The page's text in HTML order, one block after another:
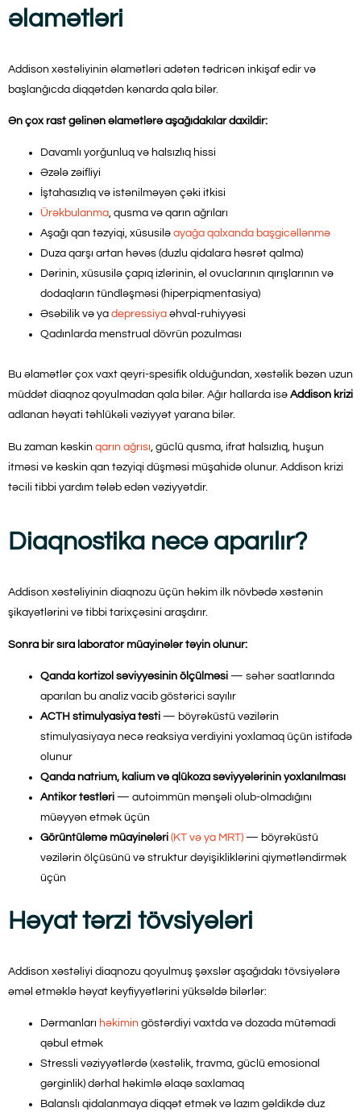
əlamətləri
Addison xəstəliyinin əlamətləri adətən tədricən inkişaf edir və
başlanğıcda diqqətdən kənarda qala bilər.
Ən çox rast gəlinən əlamətlərə aşağıdakılar daxildir:
Davamlı yorğunluq və halsızlıq hissi
Əzələ zəifliyi
İştahasızlıq və istənilməyən çəki itkisi
Ürəkbulanma, qusma və qarın ağrıları
Aşağı qan təzyiqi, xüsusilə ayağa qalxanda başgicəllənmə
Duza qarşı artan həvəs (duzlu qidalara həsrət qalma)
Dərinin, xüsusilə çapıq izlərinin, əl ovuclarının qırışlarının və
dodaqların tündləşməsi (hiperpiqmentasiya)
Əsəbilik və ya depressiya əhval-ruhiyyəsi
Qadınlarda menstrual dövrün pozulması
Bu əlamətlər çox vaxt qeyri-spesifik olduğundan, xəstəlik bəzən uzun
müddət diaqnoz qoyulmadan qala bilər. Ağır hallarda isə Addison krizi
adlanan həyati təhlükəli vəziyyət yarana bilər.
Bu zaman kəskin qarın ağrısı, güclü qusma, ifrat halsızlıq, huşun
itməsi və kəskin qan təzyiqi düşməsi müşahidə olunur. Addison krizi
təcili tibbi yardım tələb edən vəziyyətdir.
Diaqnostika necə aparılır?
Addison xəstəliyinin diaqnozu üçün həkim ilk növbədə xəstənin
şikayətlərini və tibbi tarixçəsini araşdırır.
Sonra bir sıra laborator müayinələr təyin olunur:
Qanda kortizol səviyyəsinin ölçülməsi — səhər saatlarında
aparılan bu analiz vacib göstərici sayılır
ACTH stimulyasiya testi — böyrəküstü vəzilərin
stimulyasiyaya necə reaksiya verdiyini yoxlamaq üçün istifadə
olunur
Qanda natrium, kalium və qlükoza səviyyələrinin yoxlanılması
Antikor testləri — autoimmün mənşəli olub-olmadığını
müəyyən etmək üçün
Görüntüləmə müayinələri (KT və ya MRT) — böyrəküstü
vəzilərin ölçüsünü və struktur dəyişikliklərini qiymətləndirmək
üçün
Həyat tərzi tövsiyələri
Addison xəstəliyi diaqnozu qoyulmuş şəxslər aşağıdakı tövsiyələrə
əməl etməklə həyat keyfiyyətlərini yüksəldə bilərlər:
Dərmanları həkimin göstərdiyi vaxtda və dozada mütəmadi
qəbul etmək
Stressli vəziyyətlərdə (xəstəlik, travma, güclü emosional
gərginlik) dərhal həkimlə əlaqə saxlamaq
Balanslı qidalanmaya diqqət etmək və lazım gəldikdə duz